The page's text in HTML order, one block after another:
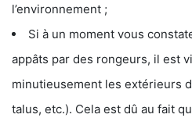
l’environnement ;
Si à un moment vous
appâts par des rongeurs, il est
minutieusement les extérieurs
talus, etc.). Cela est dû au fait